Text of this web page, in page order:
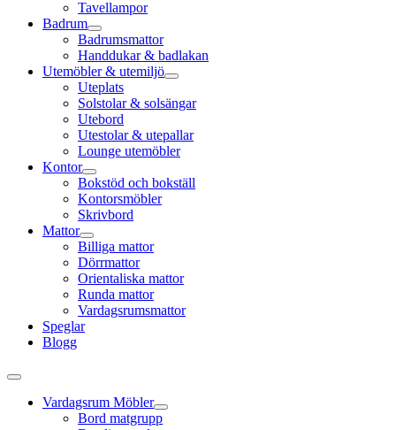
Tavellampor
Badrum
Badrumsmattor
Handdukar & badlakan
Utemöbler & utemiljö
Uteplats
Solstolar & solsängar
Utebord
Utestolar & utepallar
Lounge utemöbler
Kontor
Bokstöd och bokställ
Kontorsmöbler
Skrivbord
Mattor
Billiga mattor
Dörrmattor
Orientaliska mattor
Runda mattor
Vardagsrumsmattor
Speglar
Blogg
Vardagsrum Möbler
Bord matgrupp